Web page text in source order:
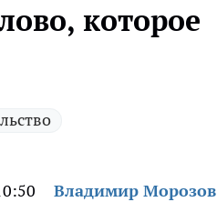
которое
Владимир Морозов